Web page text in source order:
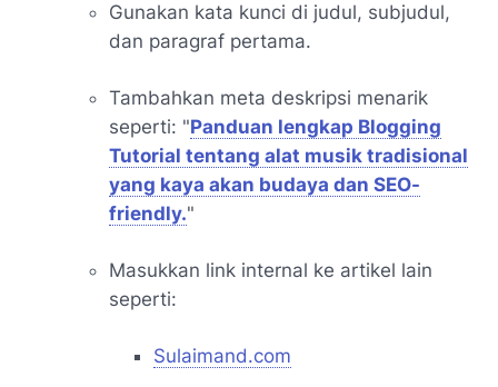
Gunakan kata kunci di judul, subjudul,
dan paragraf pertama.
Tambahkan meta deskripsi menarik
seperti: "Panduan lengkap Blogging
Tutorial tentang alat musik tradisional
yang kaya akan budaya dan SEO-
friendly."
Masukkan link internal ke artikel lain
seperti:
Sulaimand.com